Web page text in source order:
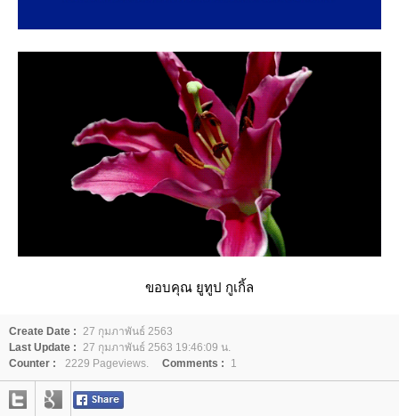
ขอบคุณ ยูทูป กูเกิ้ล
Create Date :
27 กุมภาพันธ์ 2563
Last Update :
27 กุมภาพันธ์ 2563 19:46:09 น.
Counter :
2229 Pageviews. Comments : 1